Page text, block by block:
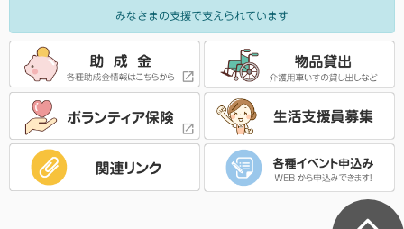
みなさまの支援で支えられています